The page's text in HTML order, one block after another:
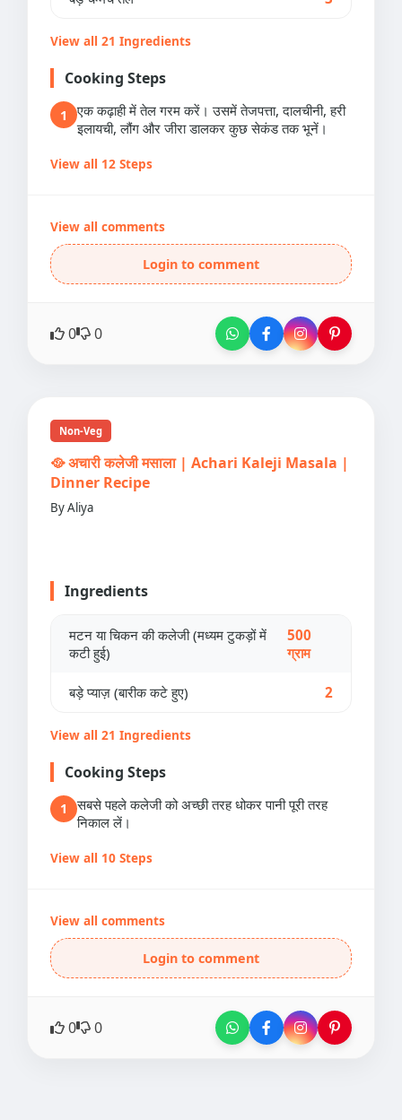
View all 21 Ingredients
Cooking Steps
1
एक कढ़ाही में तेल गरम करें। उसमें तेजपत्ता, दालचीनी, हरी
इलायची, लौंग और जीरा डालकर कुछ सेकंड तक भूनें।
View all 12 Steps
View all comments
Login to comment
0 0
Non-Veg
🥘 अचारी कलेजी मसाला | Achari Kaleji Masala |
Dinner Recipe
By Aliya
Ingredients
मटन या चिकन की कलेजी (मध्यम टुकड़ों में
कटी हुई)
500
ग्राम
बड़े प्याज़ (बारीक कटे हुए) 2
View all 21 Ingredients
Cooking Steps
1
सबसे पहले कलेजी को अच्छी तरह धोकर पानी पूरी तरह
निकाल लें।
View all 10 Steps
View all comments
Login to comment
0 0